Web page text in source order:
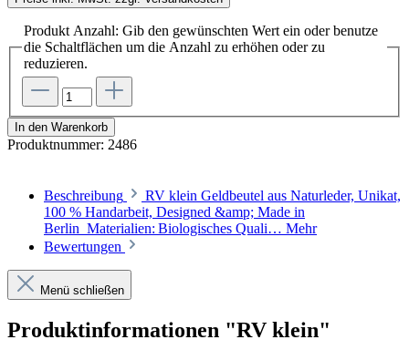
Produkt Anzahl: Gib den gewünschten Wert ein oder benutze
die Schaltflächen um die Anzahl zu erhöhen oder zu
reduzieren.
In den Warenkorb
Produktnummer: 2486
Beschreibung
RV klein Geldbeutel aus Naturleder, Unikat,
100 % Handarbeit, Designed &amp; Made in
Berlin Materialien: Biologisches Quali… Mehr
Bewertungen
Menü schließen
Produktinformationen "RV klein"